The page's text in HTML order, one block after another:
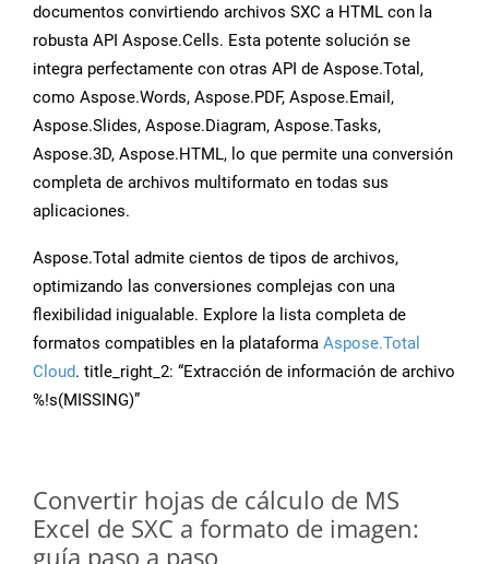
documentos convirtiendo archivos SXC a HTML con la
robusta API Aspose.Cells. Esta potente solución se
integra perfectamente con otras API de Aspose.Total,
como Aspose.Words, Aspose.PDF, Aspose.Email,
Aspose.Slides, Aspose.Diagram, Aspose.Tasks,
Aspose.3D, Aspose.HTML, lo que permite una conversión
completa de archivos multiformato en todas sus
aplicaciones.
Aspose.Total admite cientos de tipos de archivos,
optimizando las conversiones complejas con una
flexibilidad inigualable. Explore la lista completa de
formatos compatibles en la plataforma Aspose.Total
Cloud. title_right_2: “Extracción de información de archivo
%!s(MISSING)”
Convertir hojas de cálculo de MS
Excel de SXC a formato de imagen:
guía paso a paso